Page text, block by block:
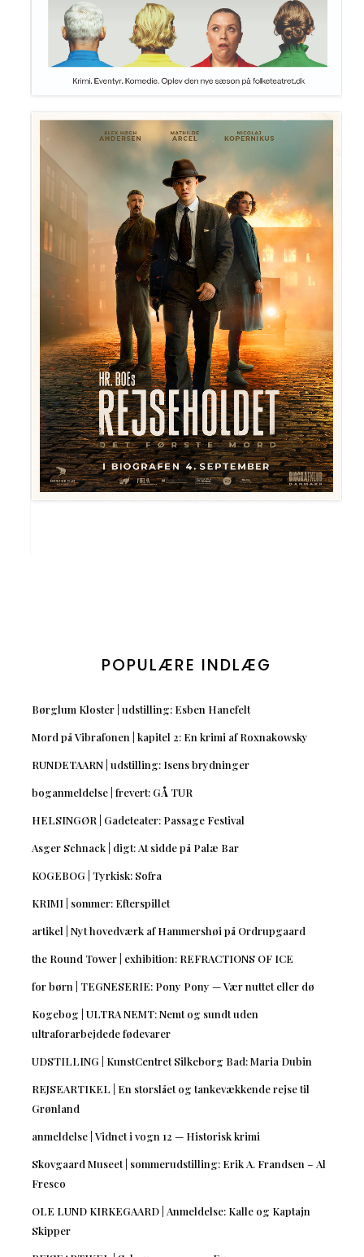
POPULÆRE INDLÆG
Børglum Kloster | udstilling: Esben Hanefelt
Mord på Vibrafonen | kapitel 2: En krimi af Roxnakowsky
RUNDETAARN | udstilling: Isens brydninger
boganmeldelse | frevert: GÅ TUR
HELSINGØR | Gadeteater: Passage Festival
Asger Schnack | digt: At sidde på Palæ Bar
KOGEBOG | Tyrkisk: Sofra
KRIMI | sommer: Efterspillet
artikel | Nyt hovedværk af Hammershøi på Ordrupgaard
the Round Tower | exhibition: REFRACTIONS OF ICE
for børn | TEGNESERIE: Pony Pony — Vær nuttet eller dø
Kogebog | ULTRA NEMT: Nemt og sundt uden
ultraforarbejdede fødevarer
UDSTILLING | KunstCentret Silkeborg Bad: Maria Dubin
REJSEARTIKEL | En storslået og tankevækkende rejse til
Grønland
anmeldelse | Vidnet i vogn 12 — Historisk krimi
Skovgaard Museet | sommerudstilling: Erik A. Frandsen – Al
Fresco
OLE LUND KIRKEGAARD | Anmeldelse: Kalle og Kaptajn
Skipper